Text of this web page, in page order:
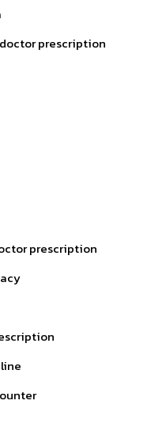
prescription
prescription